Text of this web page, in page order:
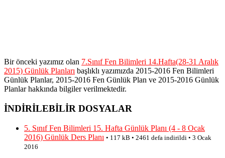
Bir önceki yazımız olan 7.Sınıf Fen Bilimleri 14.Hafta(28-31 Aralık
2015) Günlük Planları başlıklı yazımızda 2015-2016 Fen Bilimleri
Günlük Planlar, 2015-2016 Fen Günlük Plan ve 2015-2016 Günlük
Planlar hakkında bilgiler verilmektedir.
İNDİRİLEBİLİR DOSYALAR
5. Sınıf Fen Bilimleri 15. Hafta Günlük Planı (4 - 8 Ocak
2016) Günlük Ders Planı • 117 kB • 2461 defa indirildi • 3 Ocak
2016